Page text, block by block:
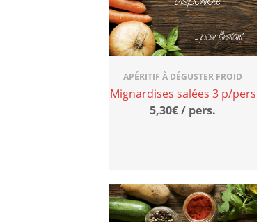
APÉRITIF À DÉGUSTER FROID
Mignardises salées 3 p/pers
5,30€ / pers.